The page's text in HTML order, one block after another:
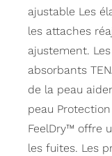
ajustable Les
les attaches
ajustement.
absorbants
de la peau
peau
FeelDry™ offre
les fuites. Les